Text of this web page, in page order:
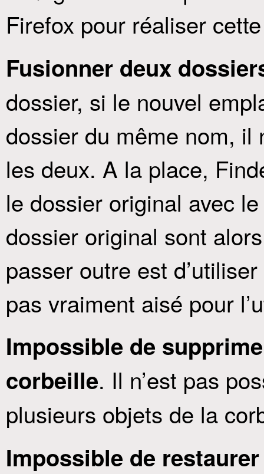
Firefox pour réaliser
Fusionner deux
dossier, si le nouvel
dossier du même nom, il
les deux. A la place,
le dossier original avec
dossier original sont
passer outre est
pas vraiment aisé pour
Impossible de
corbeille. Il n’est pas
plusieurs objets de la
Impossible de